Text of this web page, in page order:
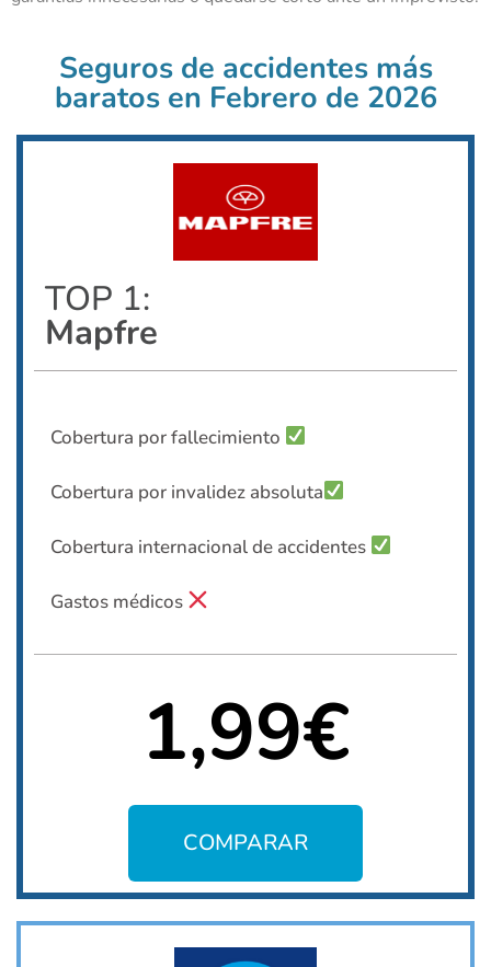
Seguros de accidentes más
baratos en Febrero de 2026
TOP 1:
Mapfre
Cobertura por fallecimiento
Cobertura por invalidez absoluta
Cobertura internacional de accidentes
Gastos médicos
1,99€
COMPARAR